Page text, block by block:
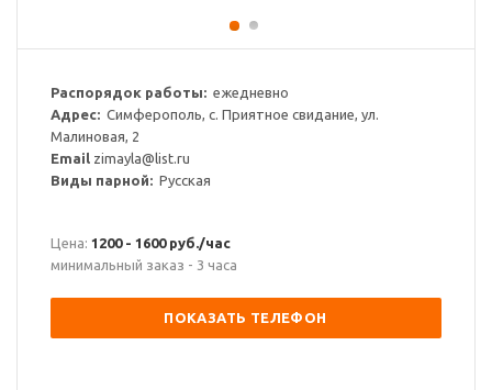
Распорядок работы: ежедневно
Адрес: Симферополь, с. Приятное свидание, ул.
Малиновая, 2
Email zimayla@list.ru
Виды парной: Русская
Цена: 1200 - 1600 руб./час
минимальный заказ - 3 часа
ПОКАЗАТЬ ТЕЛЕФОН